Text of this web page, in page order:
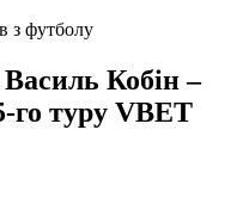
з футболу
Кобін –
го туру VBET